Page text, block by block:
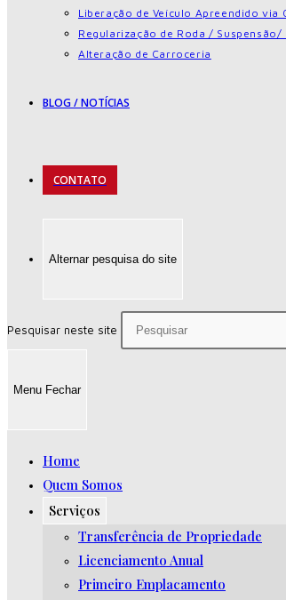
Liberação de Veículo Apreendido via
Regularização de Roda / Suspensão/
Alteração de Carroceria
BLOG / NOTÍCIAS
CONTATO
Alternar pesquisa do site
Pesquisar neste site
Menu Fechar
Home
Quem Somos
Serviços
Transferência de Propriedade
Licenciamento Anual
Primeiro Emplacamento